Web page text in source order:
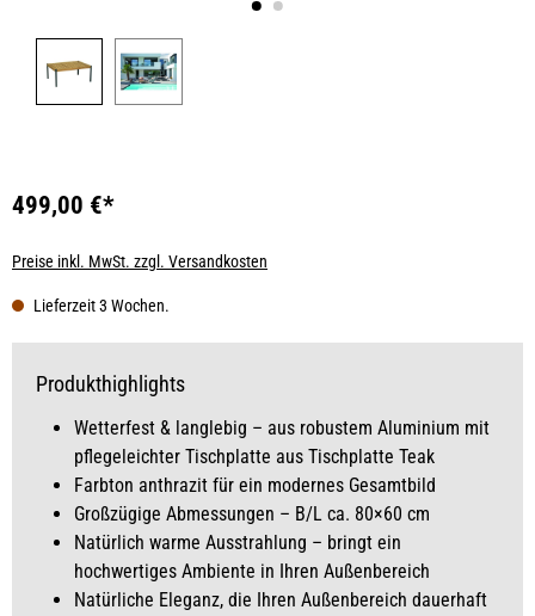
Produkthighlights
Wetterfest & langlebig – aus robustem Aluminium mit
pflegeleichter Tischplatte aus Tischplatte Teak
Farbton anthrazit für ein modernes Gesamtbild
Großzügige Abmessungen – B/L ca. 80×60 cm
Natürlich warme Ausstrahlung – bringt ein
hochwertiges Ambiente in Ihren Außenbereich
Natürliche Eleganz, die Ihren Außenbereich dauerhaft
499,00 €*
Preise inkl. MwSt. zzgl. Versandkosten
Lieferzeit 3 Wochen.